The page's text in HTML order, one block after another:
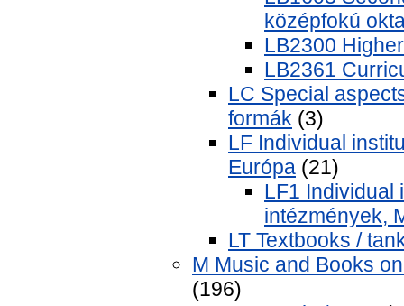
középfokú
LB2300
LB2361
LC Special
formák (3)
LF Individual
Európa (21)
LF1 Individual
intézmények,
LT Textbooks /
M Music and Books
(196)